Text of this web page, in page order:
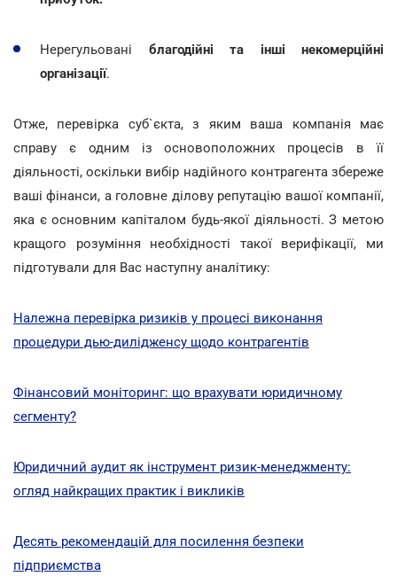
Нерегульовані благодійні та інші некомерційні
організації.
Отже, перевірка суб`єкта, з яким ваша компанія має
справу є одним із основоположних процесів в її
діяльності, оскільки вибір надійного контрагента збереже
ваші фінанси, а головне ділову репутацію вашої компанії,
яка є основним капіталом будь-якої діяльності. З метою
кращого розуміння необхідності такої верифікації, ми
підготували для Вас наступну аналітику:
Належна перевірка ризиків у процесі виконання
процедури дью-дилідженсу щодо контрагентів
Фінансовий моніторинг: що врахувати юридичному
сегменту?
Юридичний аудит як інструмент ризик-менеджменту:
огляд найкращих практик і викликів
Десять рекомендацій для посилення безпеки
підприємства